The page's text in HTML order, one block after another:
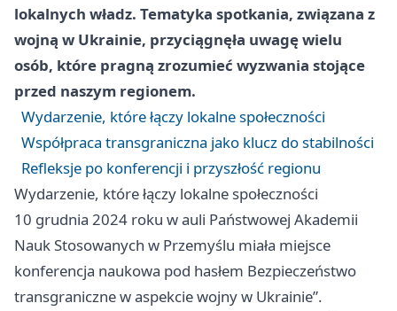
lokalnych władz. Tematyka spotkania, związana z
wojną w Ukrainie, przyciągnęła uwagę wielu
osób, które pragną zrozumieć wyzwania stojące
przed naszym regionem.
Wydarzenie, które łączy lokalne społeczności
Współpraca transgraniczna jako klucz do stabilności
Refleksje po konferencji i przyszłość regionu
Wydarzenie, które łączy lokalne społeczności
10 grudnia 2024 roku w auli Państwowej Akademii
Nauk Stosowanych w Przemyślu miała miejsce
konferencja naukowa pod hasłem Bezpieczeństwo
transgraniczne w aspekcie wojny w Ukrainie”.